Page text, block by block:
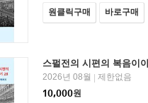
원클릭구매 바로구매
스펄전의 시편의 복음이
2026년 08월
제한없음
10,000원